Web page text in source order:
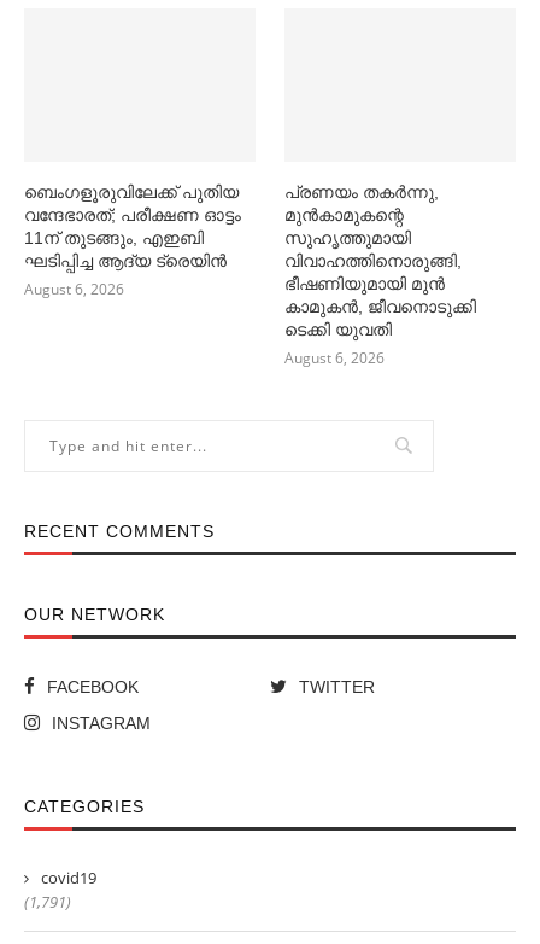
ബെംഗളൂരുവിലേക്ക് പുതിയ
വന്ദേഭാരത്; പരീക്ഷണ ഓട്ടം
11ന് തുടങ്ങും, എഇബി
ഘടിപ്പിച്ച ആദ്യ ട്രെയിന്‍
August 6, 2026
പ്രണയം തകര്‍ന്നു,
മുൻകാമുകന്റെ
സുഹൃത്തുമായി
വിവാഹത്തിനൊരുങ്ങി,
ഭീഷണിയുമായി മുൻ
കാമുകൻ, ജീവനൊടുക്കി
ടെക്കി യുവതി
August 6, 2026
RECENT COMMENTS
OUR NETWORK
FACEBOOK
TWITTER
INSTAGRAM
CATEGORIES
covid19
(1,791)